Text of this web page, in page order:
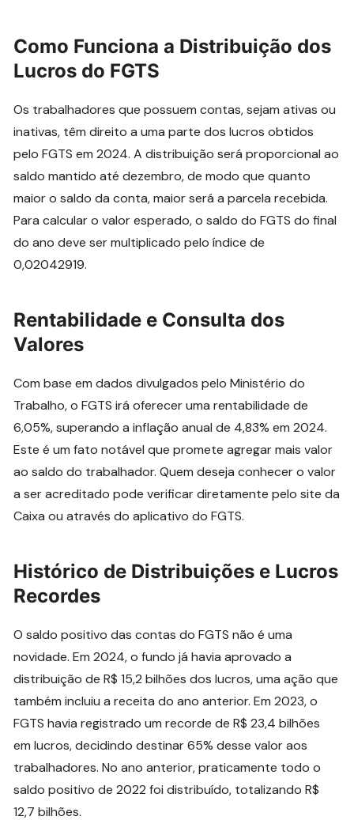
Como Funciona a Distribuição dos
Lucros do FGTS
Os trabalhadores que possuem contas, sejam ativas ou
inativas, têm direito a uma parte dos lucros obtidos
pelo FGTS em 2024. A distribuição será proporcional ao
saldo mantido até dezembro, de modo que quanto
maior o saldo da conta, maior será a parcela recebida.
Para calcular o valor esperado, o saldo do FGTS do final
do ano deve ser multiplicado pelo índice de
0,02042919.
Rentabilidade e Consulta dos
Valores
Com base em dados divulgados pelo Ministério do
Trabalho, o FGTS irá oferecer uma rentabilidade de
6,05%, superando a inflação anual de 4,83% em 2024.
Este é um fato notável que promete agregar mais valor
ao saldo do trabalhador. Quem deseja conhecer o valor
a ser acreditado pode verificar diretamente pelo site da
Caixa ou através do aplicativo do FGTS.
Histórico de Distribuições e Lucros
Recordes
O saldo positivo das contas do FGTS não é uma
novidade. Em 2024, o fundo já havia aprovado a
distribuição de R$ 15,2 bilhões dos lucros, uma ação que
também incluiu a receita do ano anterior. Em 2023, o
FGTS havia registrado um recorde de R$ 23,4 bilhões
em lucros, decidindo destinar 65% desse valor aos
trabalhadores. No ano anterior, praticamente todo o
saldo positivo de 2022 foi distribuído, totalizando R$
12,7 bilhões.